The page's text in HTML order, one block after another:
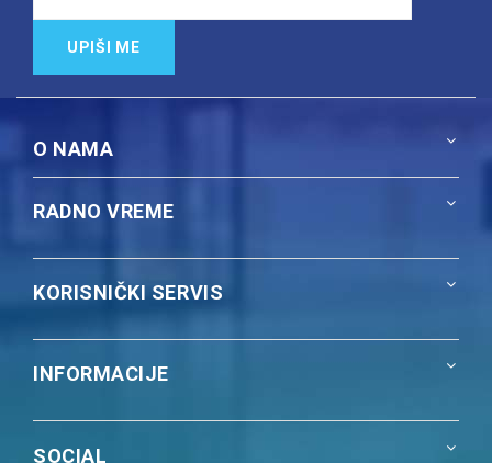
UPIŠI ME
O NAMA
RADNO VREME
KORISNIČKI SERVIS
INFORMACIJE
SOCIAL